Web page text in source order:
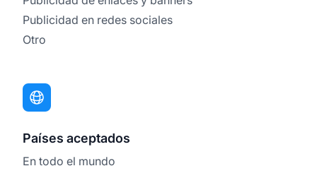
Publicidad en redes sociales
Otro
Países aceptados
En todo el mundo